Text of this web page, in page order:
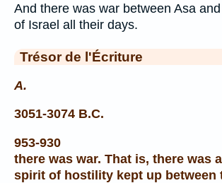
And there was war between Asa
of Israel all their days.
Trésor de l'Écriture
A.
3051-3074 B.C.
953-930
there was war. That is, there was
spirit of hostility kept up between